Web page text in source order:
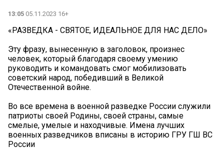
13:05 05.11.2023 16+
«РАЗВЕДКА - СВЯТОЕ, ИДЕАЛЬНОЕ ДЛЯ НАС ДЕЛО»
Эту фразу, вынесенную в заголовок, произнес
человек, который благодаря своему умению
руководить и командовать смог мобилизовать
советский народ, победивший в Великой
Отечественной войне.
Во все времена в военной разведке России служили
патриоты своей Родины, своей страны, самые
смелые, умелые и находчивые. Имена лучших
военных разведчиков вписаны в историю ГРУ ГШ ВС
России